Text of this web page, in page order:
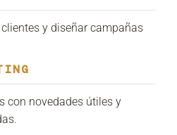
y diseñar campañas
con novedades útiles y